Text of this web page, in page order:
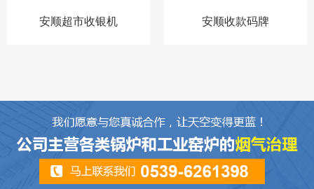
安顺超市收银机 安顺收款码牌